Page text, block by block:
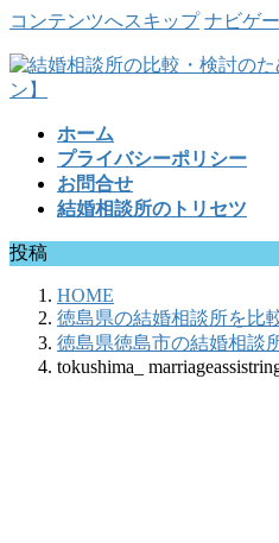
コンテンツへスキップ ナビゲ
ホーム
プライバシーポリシー
お問合せ
結婚相談所のトリセツ
投稿
HOME
徳島県の結婚相談所を比
徳島県徳島市の結婚相談
tokushima_